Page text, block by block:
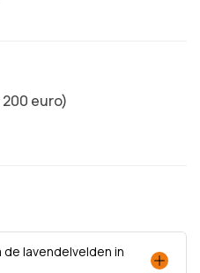
euro)
lavendelvelden in